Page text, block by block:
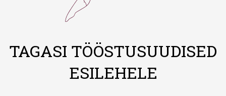
TAGASI TÖÖSTUSUUDISED
ESILEHELE